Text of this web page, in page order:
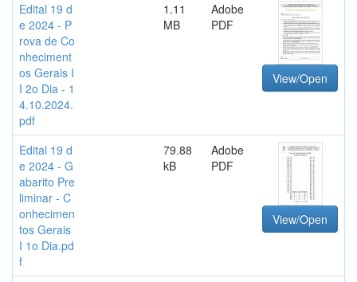
Edital 19 d
e 2024 - P
rova de Co
nheciment
os Gerais I
I 2o Dia - 1
4.10.2024.
pdf
1.11
MB
Adobe
PDF
View/Open
Edital 19 d
e 2024 - G
abarito Pre
liminar - C
onhecimen
tos Gerais
I 1o Dia.pd
f
79.88
kB
Adobe
PDF
View/Open